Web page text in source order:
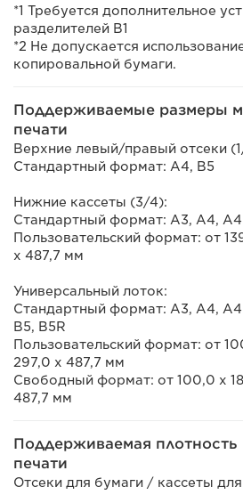
*1 Требуется дополнительное
разделителей B1
*2 Не допускается
копировальной бумаги.
Поддерживаемые размеры
печати
Верхние левый/правый отсеки
Стандартный формат: A4, B5
Нижние кассеты (3/4):
Стандартный формат: A3, A4,
Пользовательский формат: от
x 487,7 мм
Универсальный лоток:
Стандартный формат: A3, A4,
B5, B5R
Пользовательский формат: от
297,0 x 487,7 мм
Свободный формат: от 100,0 x
487,7 мм
Поддерживаемая плотность
печати
Отсеки для бумаги / кассеты